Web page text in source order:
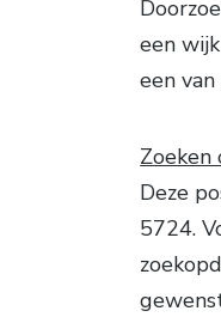
een
een
Zoeken
Deze
5724.